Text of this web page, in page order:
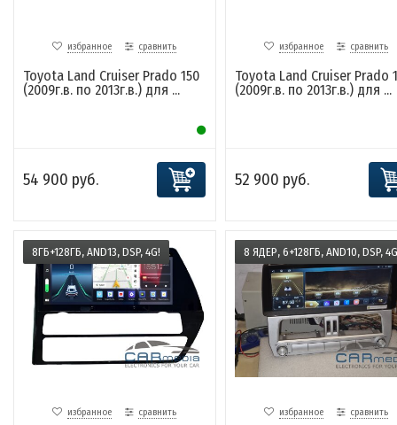
избранное сравнить
Toyota Land Cruiser Prado 150
(2009г.в. по 2013г.в.) для ...
54 900 руб.
избранное сравнить
Toyota Land Cruiser Prado
(2009г.в. по 2013г.в.) для ...
52 900 руб.
8ГБ+128ГБ, AND13, DSP, 4G!
избранное сравнить
8 ЯДЕР, 6+128ГБ, AND10, DSP,
избранное сравнить